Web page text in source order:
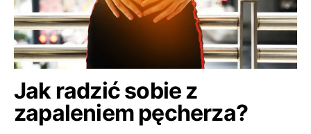
Jak radzić sobie z
zapaleniem pęcherza?